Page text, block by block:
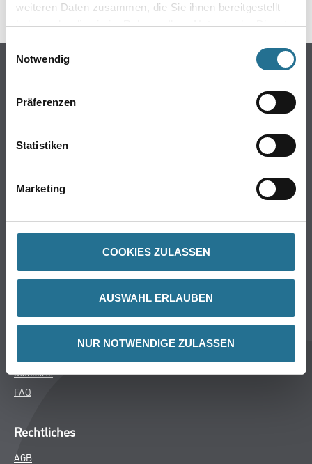
weiteren Daten zusammen, die Sie ihnen bereitgestellt
haben oder die sie im Rahmen Ihrer Nutzung der Dienste
Einwilligungsauswahl
Notwendig
Präferenzen
Statistiken
Marketing
COOKIES ZULASSEN
AUSWAHL ERLAUBEN
NUR NOTWENDIGE ZULASSEN
Online-Shop
Putze- und Spachtelmassen
Wand- & Deckenbeläge
Winkler & Gräbner
Services
Standorte
FAQ
Rechtliches
AGB